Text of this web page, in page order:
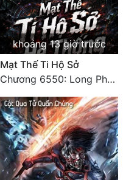
khoảng 13 giờ trước
Mạt Thế Ti Hộ Sở
Chương 6550: Long Phượng Thần Trận